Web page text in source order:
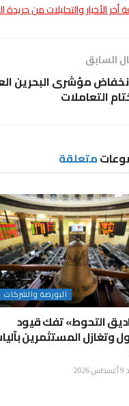
أخر الأخبار والتحليلات من
السابق
مؤشرى البحرين
التعاملات
متعلقة
البورصة والشركات
التحوط» تفك قيود
وتغازل المستثمرين